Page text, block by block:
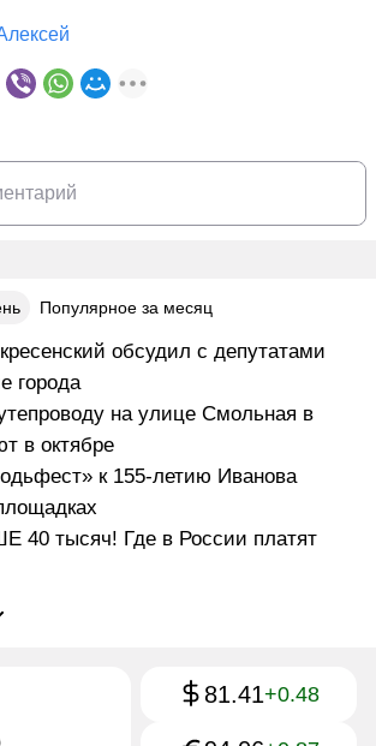
Популярное за месяц
обсудил с депутатами
города
на улице Смольная в
в октябре
к 155-летию Иванова
40 тысяч! Где в России платят
81.41+0.48